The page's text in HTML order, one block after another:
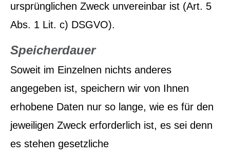
ursprünglichen Zweck unvereinbar ist (Art. 5
Abs. 1 Lit. c) DSGVO).
Speicherdauer
Soweit im Einzelnen nichts anderes
angegeben ist, speichern wir von Ihnen
erhobene Daten nur so lange, wie es für den
jeweiligen Zweck erforderlich ist, es sei denn
es stehen gesetzliche